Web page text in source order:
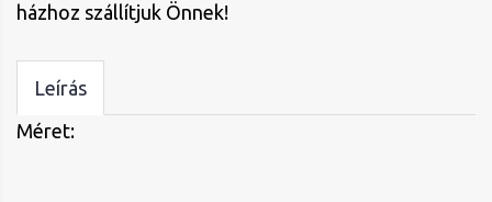
házhoz szállítjuk Önnek!
Leírás
Méret: